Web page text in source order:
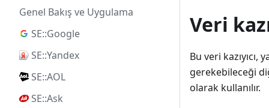
Genel Bakış ve Uygulama
SE::Google
SE::Yandex
SE::AOL
SE::Ask
Veri
Bu veri kazıyıcı,
gerekebileceği
olarak kullanılır.